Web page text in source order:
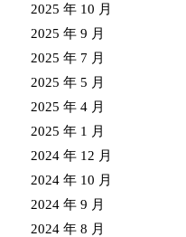
2025 年 10 月
2025 年 9 月
2025 年 7 月
2025 年 5 月
2025 年 4 月
2025 年 1 月
2024 年 12 月
2024 年 10 月
2024 年 9 月
2024 年 8 月